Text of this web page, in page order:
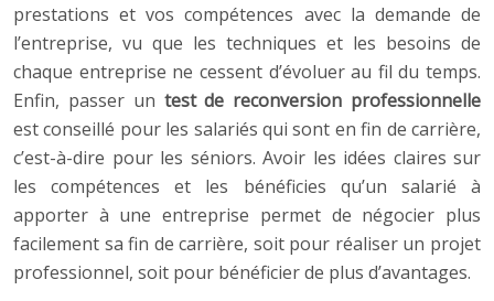
prestations et vos compétences avec la demande de
l’entreprise, vu que les techniques et les besoins de
chaque entreprise ne cessent d’évoluer au fil du temps.
Enfin, passer un test de reconversion professionnelle
est conseillé pour les salariés qui sont en fin de carrière,
c’est-à-dire pour les séniors. Avoir les idées claires sur
les compétences et les bénéficies qu’un salarié à
apporter à une entreprise permet de négocier plus
facilement sa fin de carrière, soit pour réaliser un projet
professionnel, soit pour bénéficier de plus d’avantages.